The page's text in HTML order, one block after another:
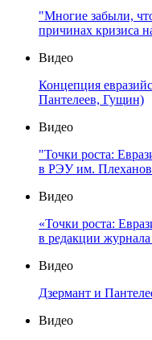
"Многие забыли,
причинах кризиса
Видео
Концепция
Пантелеев, Гущин)
Видео
"Точки роста:
в РЭУ им.
Видео
«Точки роста:
в редакции
Видео
Дзермант и
Видео